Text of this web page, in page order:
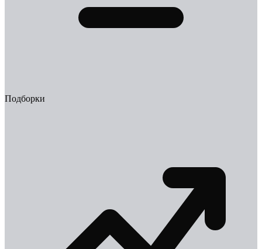
Подборки